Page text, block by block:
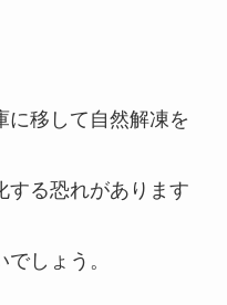
に移して自然解凍を
する恐れがあります
しょう。